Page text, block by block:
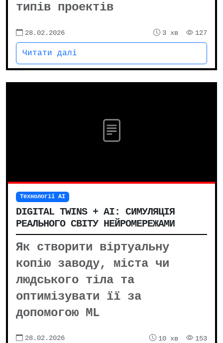
типів проектів
28.02.2026 3 хв 127
Читати далі
Технології AI
DIGITAL TWINS + AI: СИМУЛЯЦІЯ
РЕАЛЬНОГО СВІТУ НЕЙРОМЕРЕЖАМИ
Як створити віртуальну
копію заводу, міста чи
людського тіла та
оптимізувати її за
допомогою ML
28.02.2026 10 хв 153